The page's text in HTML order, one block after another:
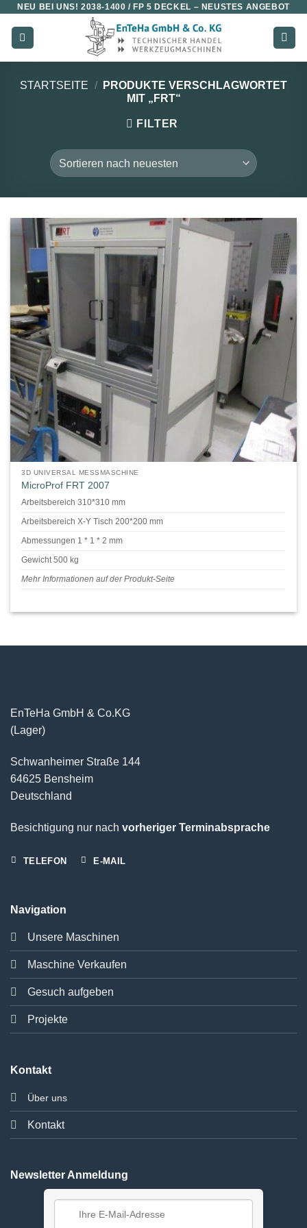
Zum
Inhalt
springen
NEU BEI UNS!2038-1400 / FP 5 DECKEL – NEUSTES ANGEBOT
STARTSEITE /
PRODUKTE VERSCHLAGWORTET
MIT „FRT“
FILTER
3D UNIVERSAL MESSMASCHINE
MicroProf FRT 2007
Arbeitsbereich 310*310 mm
Arbeitsbereich X-Y Tisch 200*200 mm
Abmessungen 1 * 1 * 2 mm
Gewicht 500 kg
Mehr Informationen auf der Produkt-Seite
EnTeHa GmbH & Co.KG
(Lager)
Schwanheimer Straße 144
64625 Bensheim
Deutschland
Besichtigung nur nach vorheriger Terminabsprache
TELEFON E-MAIL
Navigation
Unsere Maschinen
Maschine Verkaufen
Gesuch aufgeben
Projekte
Kontakt
Über uns
Kontakt
Newsletter Anmeldung